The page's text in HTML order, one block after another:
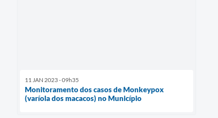
11 JAN 2023 - 09h35
Monitoramento dos casos de Monkeypox
(varíola dos macacos) no Município